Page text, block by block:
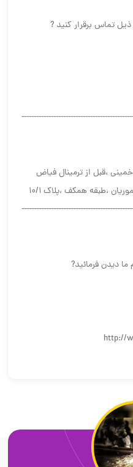
تماس برقرار کنید ?
،قبل از ترمینال فیاض
،طبقه همکف ،پلاک ۱۰/۱
ما دیدن فرمائید?
http://